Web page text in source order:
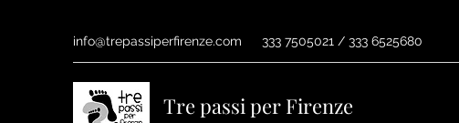
info@trepassiperfirenze.com 333 7505021 / 333 6525680
Tre passi per Firenze